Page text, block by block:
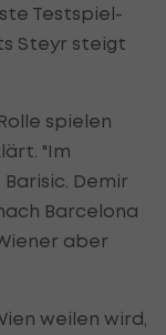
Testspiel-
Steyr steigt
spielen
"Im
Demir
Barcelona
aber
weilen wird,